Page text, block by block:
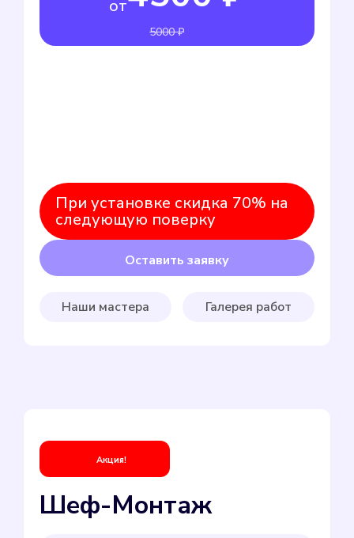
от
5000 ₽
При установке скидка 70% на
следующую поверку
Оставить заявку
Наши мастера Галерея работ
Акция!
Шеф-Монтаж